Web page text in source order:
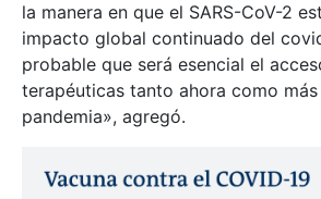
la manera en que el SARS-CoV-2
impacto global continuado del
probable que será esencial el
terapéuticas tanto ahora como
pandemia», agregó.